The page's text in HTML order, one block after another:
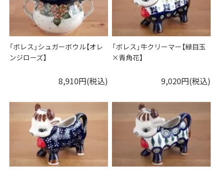
「ボレス」シュガーボウル【オレ
ンジローズ】
8,910円(税込)
「ボレス」牛クリーマー【緑目玉
×青角花】
9,020円(税込)